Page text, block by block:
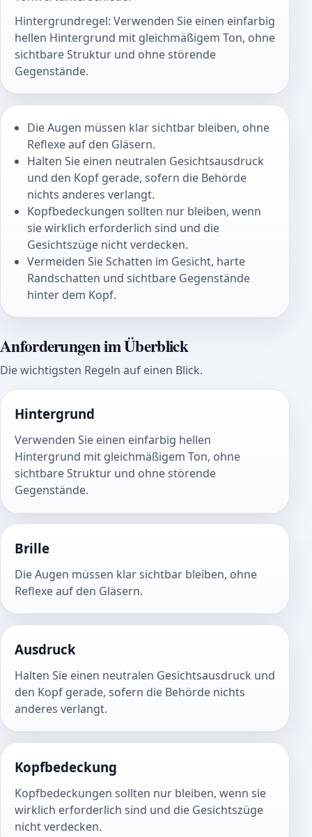
Hintergrundregel: Verwenden Sie einen einfarbig
hellen Hintergrund mit gleichmäßigem Ton, ohne
sichtbare Struktur und ohne störende
Gegenstände.
Die Augen müssen klar sichtbar bleiben, ohne
Reflexe auf den Gläsern.
Halten Sie einen neutralen Gesichtsausdruck
und den Kopf gerade, sofern die Behörde
nichts anderes verlangt.
Kopfbedeckungen sollten nur bleiben, wenn
sie wirklich erforderlich sind und die
Gesichtszüge nicht verdecken.
Vermeiden Sie Schatten im Gesicht, harte
Randschatten und sichtbare Gegenstände
hinter dem Kopf.
Anforderungen im Überblick
Die wichtigsten Regeln auf einen Blick.
Hintergrund
Verwenden Sie einen einfarbig hellen
Hintergrund mit gleichmäßigem Ton, ohne
sichtbare Struktur und ohne störende
Gegenstände.
Brille
Die Augen müssen klar sichtbar bleiben, ohne
Reflexe auf den Gläsern.
Ausdruck
Halten Sie einen neutralen Gesichtsausdruck und
den Kopf gerade, sofern die Behörde nichts
anderes verlangt.
Kopfbedeckung
Kopfbedeckungen sollten nur bleiben, wenn sie
wirklich erforderlich sind und die Gesichtszüge
nicht verdecken.